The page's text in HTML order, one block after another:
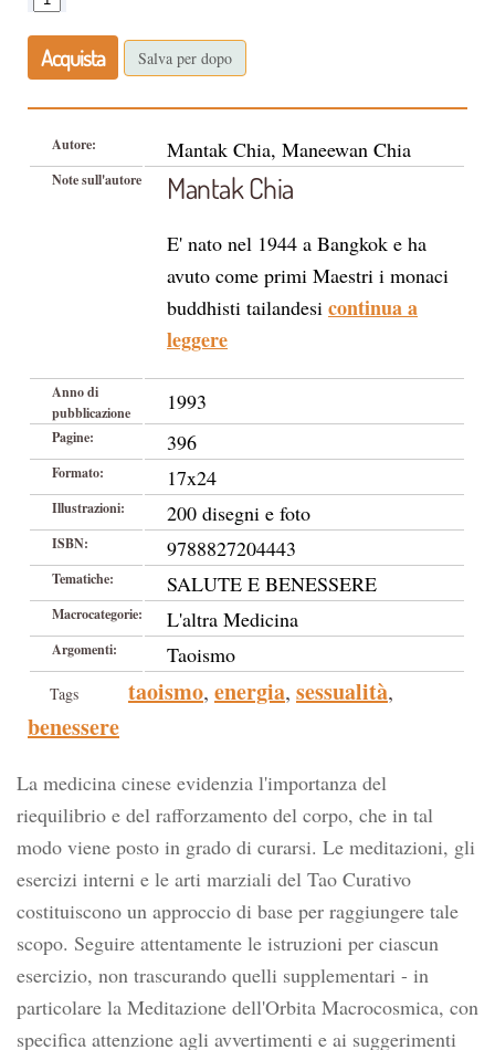
Acquista Salva per dopo
Autore: Mantak Chia, Maneewan Chia
Note sull'autore Mantak Chia
E' nato nel 1944 a Bangkok e ha
avuto come primi Maestri i monaci
buddhisti tailandesi continua a
leggere
Anno di
pubblicazione
1993
Pagine: 396
Formato: 17x24
Illustrazioni: 200 disegni e foto
ISBN: 9788827204443
Tematiche: SALUTE E BENESSERE
Macrocategorie: L'altra Medicina
Argomenti: Taoismo
Tags taoismo, energia, sessualità,
benessere
La medicina cinese evidenzia l'importanza del
riequilibrio e del rafforzamento del corpo, che in tal
modo viene posto in grado di curarsi. Le meditazioni, gli
esercizi interni e le arti marziali del Tao Curativo
costituiscono un approccio di base per raggiungere tale
scopo. Seguire attentamente le istruzioni per ciascun
esercizio, non trascurando quelli supplementari - in
particolare la Meditazione dell'Orbita Macrocosmica, con
specifica attenzione agli avvertimenti e ai suggerimenti